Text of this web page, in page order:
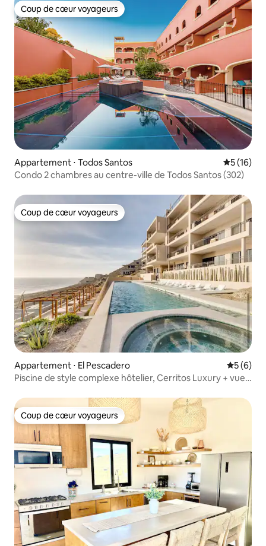
Coup de cœur voyageurs
Coup de cœur voyageurs
Appartement ⋅ Todos Santos
5 (16)
Condo 2 chambres au centre-ville de Todos Santos (302)
Coup de cœur voyageurs
Coup de cœur voyageurs
Appartement ⋅ El Pescadero
5 (6)
Piscine de style complexe hôtelier, Cerritos Luxury + vue
Coup de cœur voyageurs
Coup de cœur voyageurs